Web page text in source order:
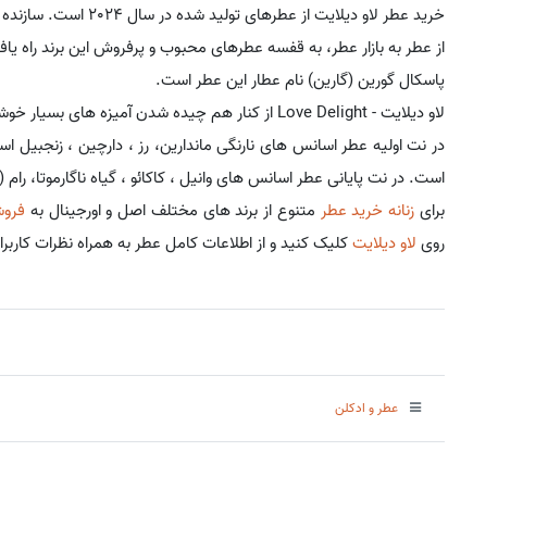
خرید عطر لاو دیلایت از عطرهای تولید شده در سال 2024 است. سازنده این خرید عطر زنانه برند
از عطر به بازار عطر، به قفسه عطرهای محبوب و پرفروش این برند
پاسکال گورین (گارین) نام عطار این عطر است.
لاو دیلایت - Love Delight از کنار هم چیده شدن آمیزه های بسیار خوشبویگلی میوه ای شیرین. به وجود آمد.
در نت اولیه عطر اسانس های نارنگی ماندارین، رز ، دارچین ،
است. در نت پایانی عطر اسانس های وانیل ، کاکائو ، گیاه
برای زنانه خرید عطر متنوع از برند های مختلف اصل و اورجینال به
روی لاو دیلایتکلیک کنید و از اطلاعات کامل عطر به همراه نظرات
عطر و ادکلن